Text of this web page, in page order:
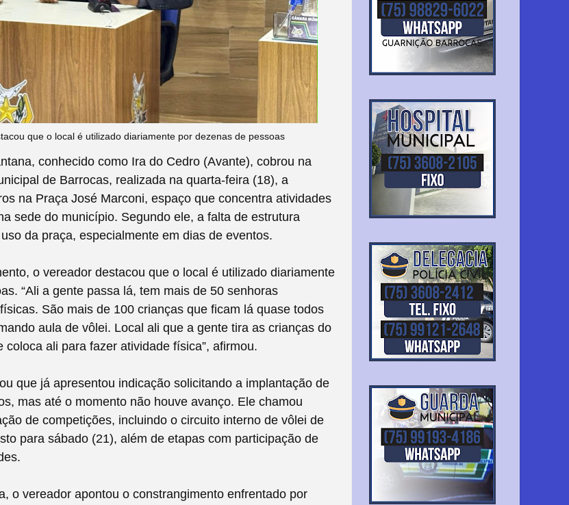
que o local é utilizado diariamente por dezenas de pessoas
conhecido como Ira do Cedro (Avante), cobrou na
de Barrocas, realizada na quarta-feira (18), a
na Praça José Marconi, espaço que concentra atividades
sede do município. Segundo ele, a falta de estrutura
da praça, especialmente em dias de eventos.
o vereador destacou que o local é utilizado diariamente
“Ali a gente passa lá, tem mais de 50 senhoras
São mais de 100 crianças que ficam lá quase todos
aula de vôlei. Local ali que a gente tira as crianças do
coloca ali para fazer atividade física”, afirmou.
que já apresentou indicação solicitando a implantação de
mas até o momento não houve avanço. Ele chamou
de competições, incluindo o circuito interno de vôlei de
para sábado (21), além de etapas com participação de
o vereador apontou o constrangimento enfrentado por